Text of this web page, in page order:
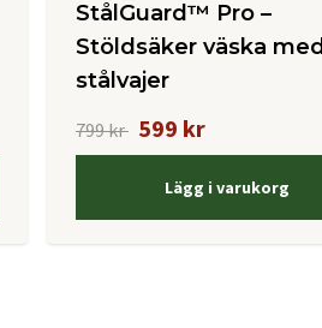
StålGuard™ Pro –
Stöldsäker väska med
stålvajer
799 kr 599 kr
Lägg i varukorg